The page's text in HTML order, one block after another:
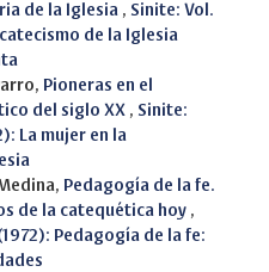
de la Iglesia , Sinite: Vol.
de la Iglesia
Pioneras en el
del siglo XX , Sinite:
La mujer en la
Pedagogía de la fe.
de la catequética hoy ,
Pedagogía de la fe: